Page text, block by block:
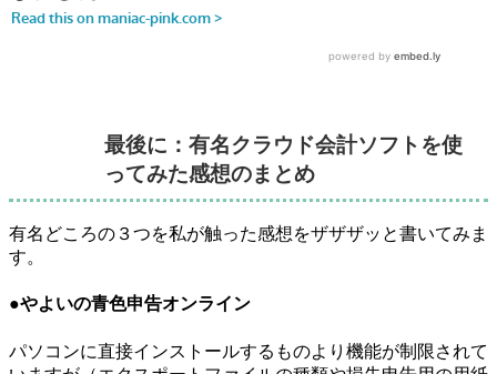
最後に：有名クラウド会計ソフトを使
ってみた感想のまとめ
有名どころの３つを私が触った感想をザザザッと書いてみま
す。
●やよいの青色申告オンライン
パソコンに直接インストールするものより機能が制限されて